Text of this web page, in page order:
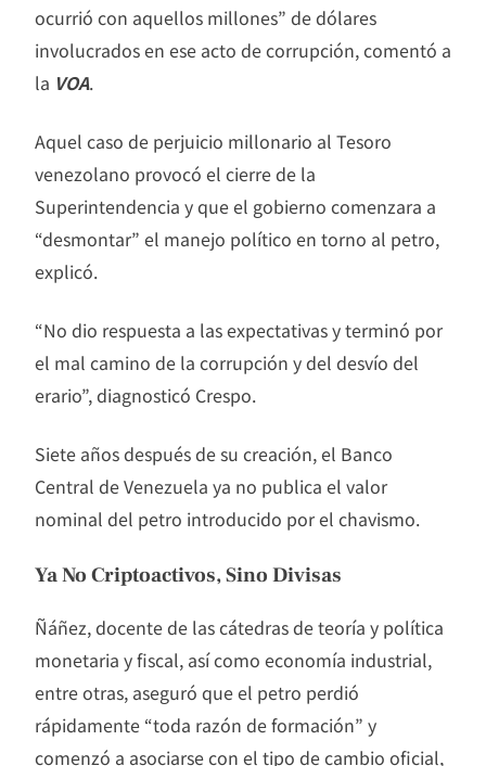
ocurrió con aquellos millones” de dólares
involucrados en ese acto de corrupción, comentó a
la VOA.
Aquel caso de perjuicio millonario al Tesoro
venezolano provocó el cierre de la
Superintendencia y que el gobierno comenzara a
“desmontar” el manejo político en torno al petro,
explicó.
“No dio respuesta a las expectativas y terminó por
el mal camino de la corrupción y del desvío del
erario”, diagnosticó Crespo.
Siete años después de su creación, el Banco
Central de Venezuela ya no publica el valor
nominal del petro introducido por el chavismo.
Ya No Criptoactivos, Sino Divisas
Ñáñez, docente de las cátedras de teoría y política
monetaria y fiscal, así como economía industrial,
entre otras, aseguró que el petro perdió
rápidamente “toda razón de formación” y
comenzó a asociarse con el tipo de cambio oficial,